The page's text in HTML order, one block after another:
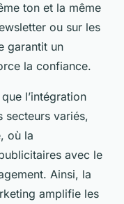
ton et la même
ou sur les
garantit un
la confiance.
l’intégration
secteurs variés,
où la
avec le
Ainsi, la
amplifie les